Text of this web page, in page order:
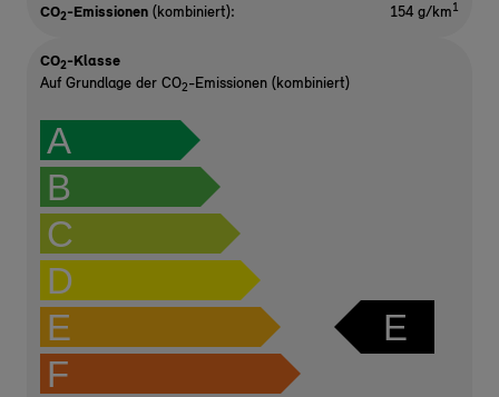
CO2-Emissionen (kombiniert): 154 g/km1
CO2-Klasse
Auf Grundlage der CO2-Emissionen (kombiniert)
A
B
C
D
E
F
E